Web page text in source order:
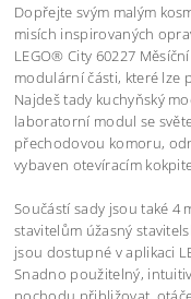
Dopřejte svým malým
misích inspirovaných
LEGO® City 60227
modulární části, které lze
Najdeš tady kuchyňský
laboratorní modul se
přechodovou komoru,
vybaven otevíracím
Součástí sady jsou také 4
stavitelům úžasný
jsou dostupné v aplikaci
Snadno použitelný,